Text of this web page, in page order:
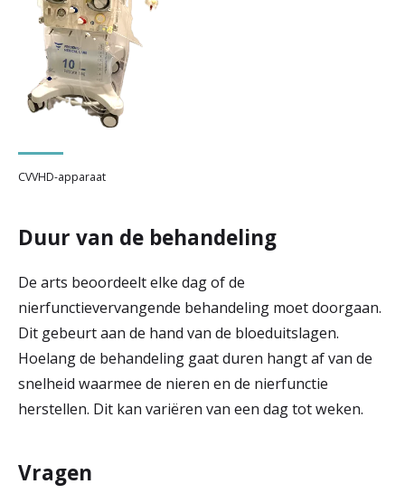
CVVHD-apparaat
Duur van de behandeling
De arts beoordeelt elke dag of de
nierfunctievervangende behandeling moet doorgaan.
Dit gebeurt aan de hand van de bloeduitslagen.
Hoelang de behandeling gaat duren hangt af van de
snelheid waarmee de nieren en de nierfunctie
herstellen. Dit kan variëren van een dag tot weken.
Vragen